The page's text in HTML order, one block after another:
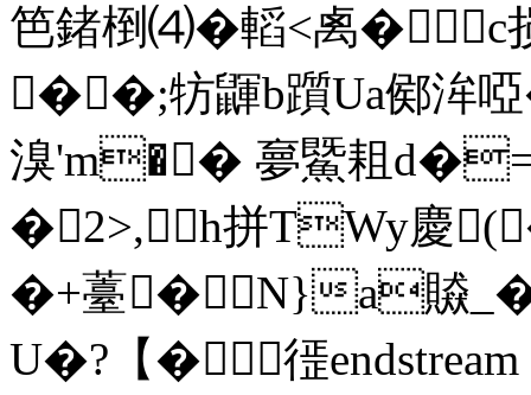
笆鍺椡⑷�轁<禼� c
��;牥鼲b躓Ua鄇洠
溴'm�� 夣鱀耝
�2>,h拼 TWy慶
�+薹�N}a贆_�
U�?【�徰endstream